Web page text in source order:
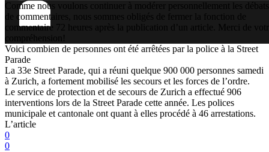
Comme nous voulons continuer à modérer personnellement les débats
de commentaires, nous sommes obligés de fermer la fonction de
commentaire 72 heures après la publication d’un article. Merci de
compréhension!
Voici combien de personnes ont été arrêtées par la police à la Street
Parade
La 33e Street Parade, qui a réuni quelque 900 000 personnes samedi
à Zurich, a fortement mobilisé les secours et les forces de l’ordre.
Le service de protection et de secours de Zurich a effectué 906
interventions lors de la Street Parade cette année. Les polices
municipale et cantonale ont quant à elles procédé à 46 arrestations.
L’article
0
0